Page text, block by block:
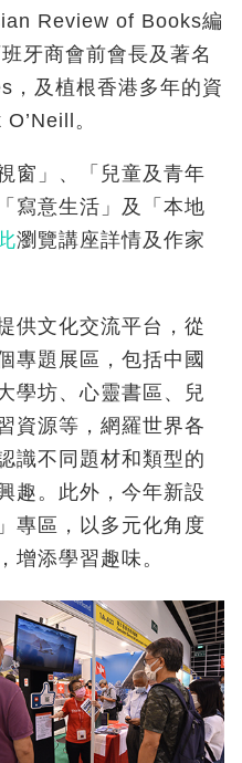
Review of Books編
牙商會前會長及著名
及植根香港多年的資
。
窗」、「兒童及青年
寫意生活」及「本地
瀏覽講座詳情及作家
供文化交流平台，從
專題展區，包括中國
學坊、心靈書區、兒
資源等，網羅世界各
識不同題材和類型的
趣。此外，今年新設
專區，以多元化角度
增添學習趣味。